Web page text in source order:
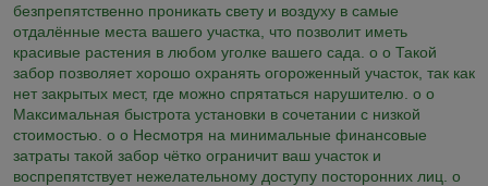
безпрепятственно проникать свету и воздуху в самые
отдалённые места вашего участка, что позволит иметь
красивые растения в любом уголке вашего сада. o o Такой
забор позволяет хорошо охранять огороженный участок, так как
нет закрытых мест, где можно спрятаться нарушителю. o o
Максимальная быстрота установки в сочетании с низкой
стоимостью. o o Несмотря на минимальные финансовые
затраты такой забор чётко ограничит ваш участок и
воспрепятствует нежелательному доступу посторонних лиц. o